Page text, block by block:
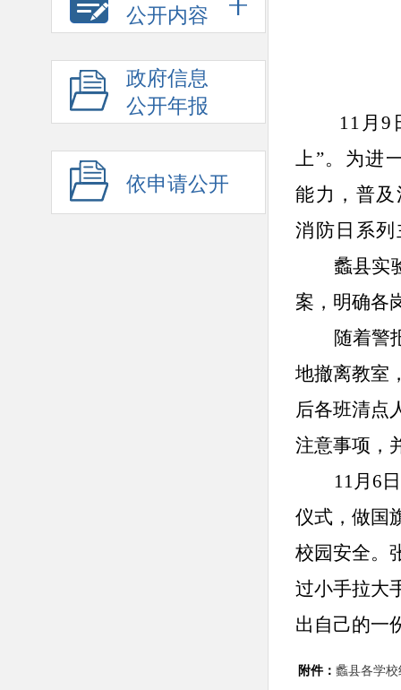
公开内容
政府信息
公开年报
依申请公开
11月9
上”。为进
能力，普
消防日系
蠡县实
案，明确各
随着警
地撤离教室
后各班清点
注意事项，
11月6
仪式，做国
校园安全。
过小手拉大
出自己的一
附件： 蠡县各学